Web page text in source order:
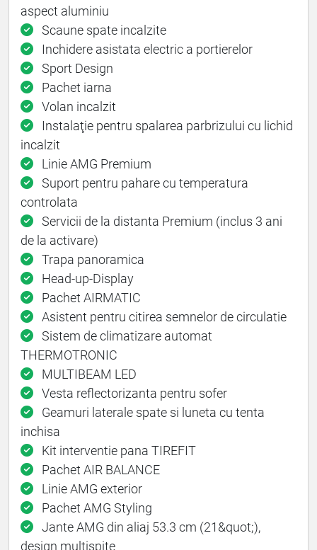
aspect aluminiu
Scaune spate incalzite
Inchidere asistata electric a portierelor
Sport Design
Pachet iarna
Volan incalzit
Instalaţie pentru spalarea parbrizului cu lichid
incalzit
Linie AMG Premium
Suport pentru pahare cu temperatura
controlata
Servicii de la distanta Premium (inclus 3 ani
de la activare)
Trapa panoramica
Head-up-Display
Pachet AIRMATIC
Asistent pentru citirea semnelor de circulatie
Sistem de climatizare automat
THERMOTRONIC
MULTIBEAM LED
Vesta reflectorizanta pentru sofer
Geamuri laterale spate si luneta cu tenta
inchisa
Kit interventie pana TIREFIT
Pachet AIR BALANCE
Linie AMG exterior
Pachet AMG Styling
Jante AMG din aliaj 53.3 cm (21&quot;),
design multispite